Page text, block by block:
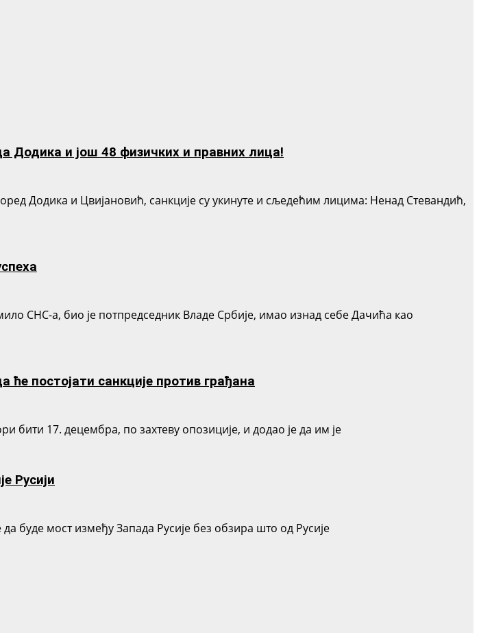
Додика и још 48 физичких и правних лица!
Додика и Цвијановић, санкције су укинуте и сљедећим лицима: Ненад Стевандић,
СНС-а, био је потпредседник Владе Србије, имао изнад себе Дачића као
постојати санкције против грађана
бити 17. децембра, по захтеву опозиције, и додао је да им је
Русији
буде мост између Запада Русије без обзира што од Русије